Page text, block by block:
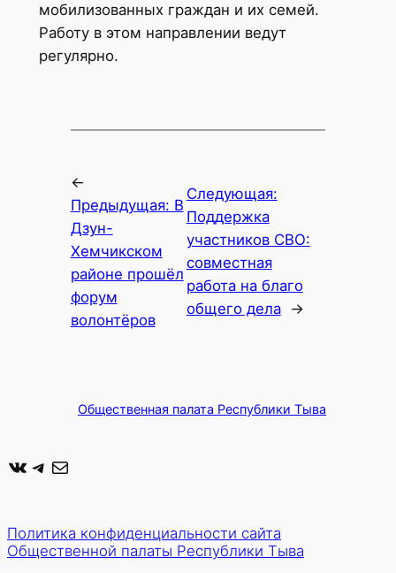
мобилизованных граждан и их семей.
Работу в этом направлении ведут
регулярно.
←
Предыдущая: В
Дзун-
Хемчикском
районе прошёл
форум
волонтёров
Следующая:
Поддержка
участников СВО:
совместная
работа на благо
общего дела
→
Общественная палата Республики Тыва
ВКонтакте Telegram Почта
Политика конфиденциальности сайта
Общественной палаты Республики Тыва